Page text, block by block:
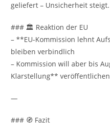
geliefert – Unsicherheit steigt.
### 🏛️ Reaktion der EU
– **EU-Kommission lehnt
bleiben verbindlich
– Kommission will aber bis
Klarstellung** veröffentlichen
—
### 🧭 Fazit